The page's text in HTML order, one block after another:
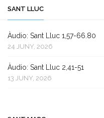
SANT LLUC
Àudio: Sant Lluc 1,57-66.80
24 JUNY, 2026
Àudio: Sant Lluc 2,41-51
13 JUNY, 2026